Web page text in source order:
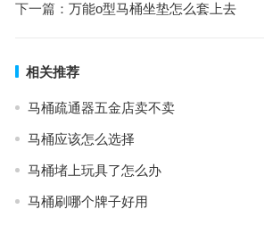
下一篇： 万能o型马桶坐垫怎么套上去
相关推荐
马桶疏通器五金店卖不卖
马桶应该怎么选择
马桶堵上玩具了怎么办
马桶刷哪个牌子好用